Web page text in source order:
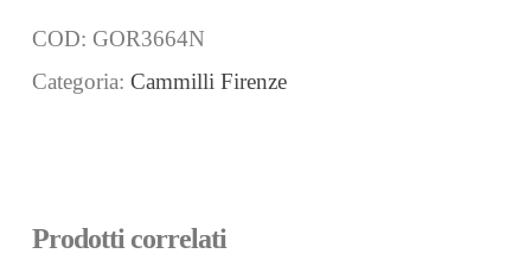
COD: GOR3664N
Categoria: Cammilli Firenze
Prodotti correlati